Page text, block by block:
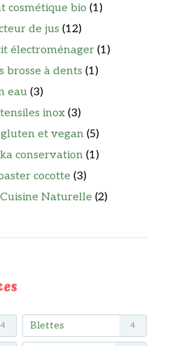
cosmétique bio (1)
de jus (12)
électroménager (1)
brosse à dents (1)
eau (3)
inox (3)
et vegan (5)
conservation (1)
cocotte (3)
Naturelle (2)
4 Blettes 4